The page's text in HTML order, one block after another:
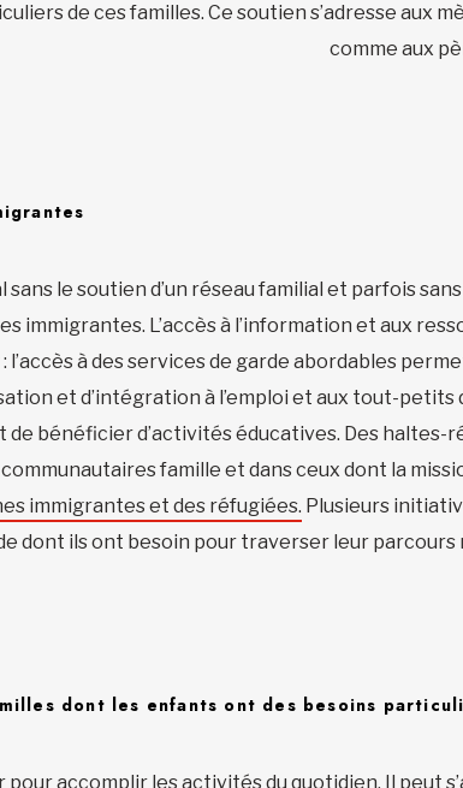
de ces familles. Ce soutien s’adresse aux
comme aux
le soutien d’un réseau familial et parfois
immigrantes. L’accès à l’information et aux
l’accès à des services de garde abordables
et d’intégration à l’emploi et aux tout-petits
bénéficier d’activités éducatives. Des haltes-
famille et dans ceux dont la
immigrantes et des réfugiées. Plusieurs
dont ils ont besoin pour traverser leur
dont les enfants ont des besoins
accomplir les activités du quotidien. Il peut